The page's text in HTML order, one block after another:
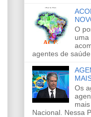
O
uma
agentes de
Os
Nacional. Nessa